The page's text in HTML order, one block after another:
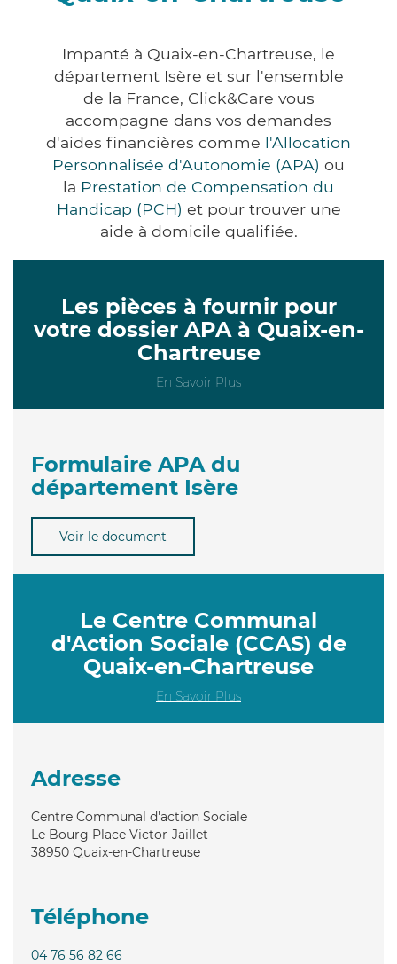
Impanté à Quaix-en-Chartreuse, le
département Isère et sur l'ensemble
de la France, Click&Care vous
accompagne dans vos demandes
d'aides financières comme l'Allocation
Personnalisée d'Autonomie (APA) ou
la Prestation de Compensation du
Handicap (PCH) et pour trouver une
aide à domicile qualifiée.
Les pièces à fournir pour
votre dossier APA à Quaix-en-
Chartreuse
En Savoir Plus
Formulaire APA du
département Isère
Voir le document
Le Centre Communal
d'Action Sociale (CCAS) de
Quaix-en-Chartreuse
En Savoir Plus
Adresse
Centre Communal d'action Sociale
Le Bourg Place Victor-Jaillet
38950 Quaix-en-Chartreuse
Téléphone
04 76 56 82 66